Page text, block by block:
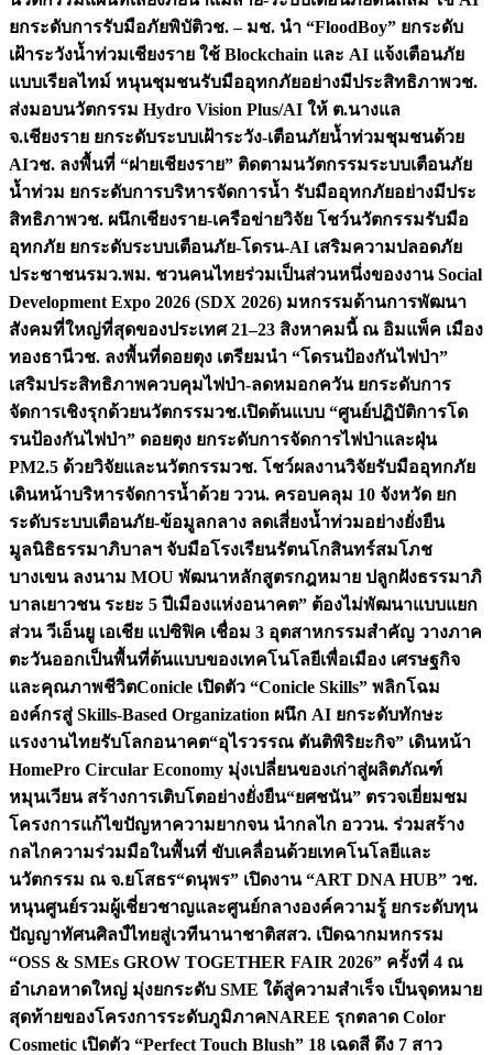
ยกระดับการรับมือภัยพิบัติวช. – มช. นำ “FloodBoy” ยกระดับ
เฝ้าระวังน้ำท่วมเชียงราย ใช้ Blockchain และ AI แจ้งเตือนภัย
แบบเรียลไทม์ หนุนชุมชนรับมืออุทกภัยอย่างมีประสิทธิภาพวช.
ส่งมอบนวัตกรรม Hydro Vision Plus/AI ให้ ต.นางแล
จ.เชียงราย ยกระดับระบบเฝ้าระวัง-เตือนภัยน้ำท่วมชุมชนด้วย
AIวช. ลงพื้นที่ “ฝายเชียงราย” ติดตามนวัตกรรมระบบเตือนภัย
น้ำท่วม ยกระดับการบริหารจัดการน้ำ รับมืออุทกภัยอย่างมีประ
สิทธิภาพวช. ผนึกเชียงราย-เครือข่ายวิจัย โชว์นวัตกรรมรับมือ
อุทกภัย ยกระดับระบบเตือนภัย-โดรน-AI เสริมความปลอดภัย
ประชาชนรมว.พม. ชวนคนไทยร่วมเป็นส่วนหนึ่งของงาน Social
Development Expo 2026 (SDX 2026) มหกรรมด้านการพัฒนา
สังคมที่ใหญ่ที่สุดของประเทศ 21–23 สิงหาคมนี้ ณ อิมแพ็ค เมือง
ทองธานีวช. ลงพื้นที่ดอยตุง เตรียมนำ “โดรนป้องกันไฟป่า”
เสริมประสิทธิภาพควบคุมไฟป่า-ลดหมอกควัน ยกระดับการ
จัดการเชิงรุกด้วยนวัตกรรมวช.เปิดต้นแบบ “ศูนย์ปฏิบัติการโด
รนป้องกันไฟป่า” ดอยตุง ยกระดับการจัดการไฟป่าและฝุ่น
PM2.5 ด้วยวิจัยและนวัตกรรมวช. โชว์ผลงานวิจัยรับมืออุทกภัย
เดินหน้าบริหารจัดการน้ำด้วย ววน. ครอบคลุม 10 จังหวัด ยก
ระดับระบบเตือนภัย-ข้อมูลกลาง ลดเสี่ยงน้ำท่วมอย่างยั่งยืน
มูลนิธิธรรมาภิบาลฯ จับมือโรงเรียนรัตนโกสินทร์สมโภช
บางเขน ลงนาม MOU พัฒนาหลักสูตรกฎหมาย ปลูกฝังธรรมาภิ
บาลเยาวชน ระยะ 5 ปีเมืองแห่งอนาคต” ต้องไม่พัฒนาแบบแยก
ส่วน วีเอ็นยู เอเชีย แปซิฟิค เชื่อม 3 อุตสาหกรรมสำคัญ วางภาค
ตะวันออกเป็นพื้นที่ต้นแบบของเทคโนโลยีเพื่อเมือง เศรษฐกิจ
และคุณภาพชีวิตConicle เปิดตัว “Conicle Skills” พลิกโฉม
องค์กรสู่ Skills-Based Organization ผนึก AI ยกระดับทักษะ
แรงงานไทยรับโลกอนาคต“อุไรวรรณ ตันติพิริยะกิจ” เดินหน้า
HomePro Circular Economy มุ่งเปลี่ยนของเก่าสู่ผลิตภัณฑ์
หมุนเวียน สร้างการเติบโตอย่างยั่งยืน“ยศชนัน” ตรวจเยี่ยมชม
โครงการแก้ไขปัญหาความยากจน นำกลไก อววน. ร่วมสร้าง
กลไกความร่วมมือในพื้นที่ ขับเคลื่อนด้วยเทคโนโลยีและ
นวัตกรรม ณ จ.ยโสธร“ดนุพร” เปิดงาน “ART DNA HUB” วช.
หนุนศูนย์รวมผู้เชี่ยวชาญและศูนย์กลางองค์ความรู้ ยกระดับทุน
ปัญญาทัศนศิลป์ไทยสู่เวทีนานาชาติสสว. เปิดฉากมหกรรม
“OSS & SMEs GROW TOGETHER FAIR 2026” ครั้งที่ 4 ณ
อำเภอหาดใหญ่ มุ่งยกระดับ SME ใต้สู่ความสำเร็จ เป็นจุดหมาย
สุดท้ายของโครงการระดับภูมิภาคNAREE รุกตลาด Color
Cosmetic เปิดตัว “Perfect Touch Blush” 18 เฉดสี ดึง 7 สาว